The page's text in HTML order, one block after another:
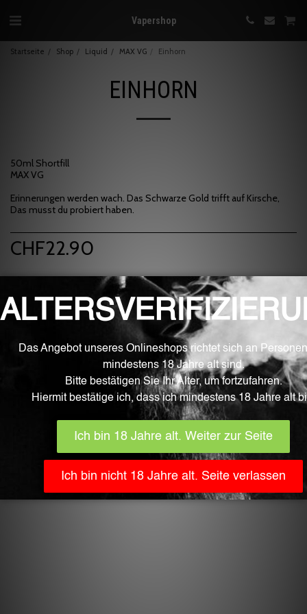
Vapershop
Startseite Shop Liquid MAX VG Einhorn
EINHORN
50ml Shortfill
MAX VG
Erinnerungen werden wach. Das Schwarze Gold trifft auf Kirsche,
Das musst du probiert haben.
CHF22.90
IN DEN EINKAUFSWAGEN LEGEN
Verwandte Produkte